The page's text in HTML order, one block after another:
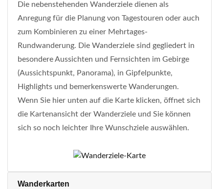
Die nebenstehenden Wanderziele dienen als
Anregung für die Planung von Tagestouren oder auch
zum Kombinieren zu einer Mehrtages-
Rundwanderung. Die Wanderziele sind gegliedert in
besondere Aussichten und Fernsichten im Gebirge
(Aussichtspunkt, Panorama), in Gipfelpunkte,
Highlights und bemerkenswerte Wanderungen.
Wenn Sie hier unten auf die Karte klicken, öffnet sich
die Kartenansicht der Wanderziele und Sie können
sich so noch leichter Ihre Wunschziele auswählen.
Wanderkarten